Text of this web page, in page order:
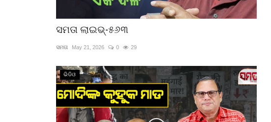
ସମତା ଲାଇଭ୍-୫୬୩
ସମତା May 21, 2026 0 29
ଭିଡିଓ